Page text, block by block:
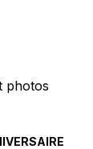
photos